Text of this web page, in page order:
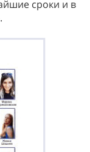
сроки и в